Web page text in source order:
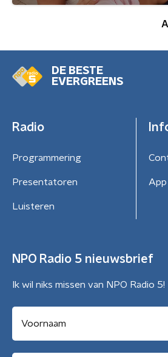
DE BESTE
EVERGREENS
Radio
Programmering
Presentatoren
Luisteren
NPO Radio 5 nieuwsbrief
Ik wil niks missen van NPO Radio 5!